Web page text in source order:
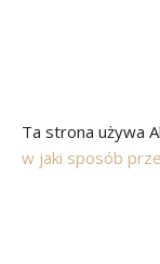
Ta strona używa
w jaki sposób